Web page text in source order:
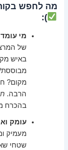
מה לחפש
):
מי
של
באיש
מקום?
הרבה.
בהכרח
עומק
מעמיק
שטחי